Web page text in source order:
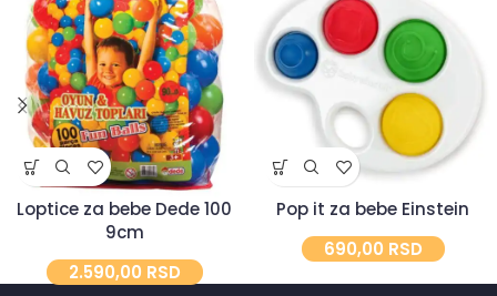
Loptice za bebe Dede 100
9cm
2.590,00 RSD
Pop it za bebe Einstein
690,00 RSD